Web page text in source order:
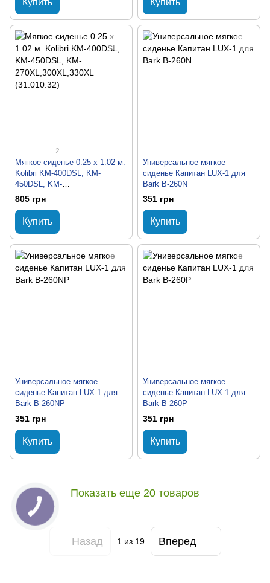
2
Мягкое сиденье 0.25 x 1.02 м.
Kolibri KM-400DSL, KM-
450DSL, KM-
270XL,300XL,330XL
(31.010.32)
805 грн
Купить
Универсальное мягкое
сиденье Капитан LUX-1 для
Bark B-260N
351 грн
Купить
Универсальное мягкое
сиденье Капитан LUX-1 для
Bark B-260NP
351 грн
Купить
Универсальное мягкое
сиденье Капитан LUX-1 для
Bark B-260P
351 грн
Купить
Показать еще 20 товаров
Назад 1 из 19 Вперед